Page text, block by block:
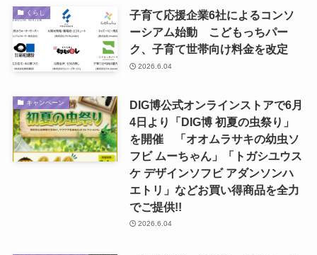
くらし
子育て応援企業6社によるコンソ
ーシアム始動 こどもっちパー
ク、子育て世帯向け料金を改定
2026.6.04
キャンペーン
DIG博公式オンラインストアで6月
4日より「DIG博 初夏の虫祭り」
を開催 「オオムラサキの幼虫ソ
フビ ムーちゃん」「トガシユウス
ケ デザインソフビ アダンソンハ
エトリ」などお買い得商品を全力
でご提供!!
2026.6.04